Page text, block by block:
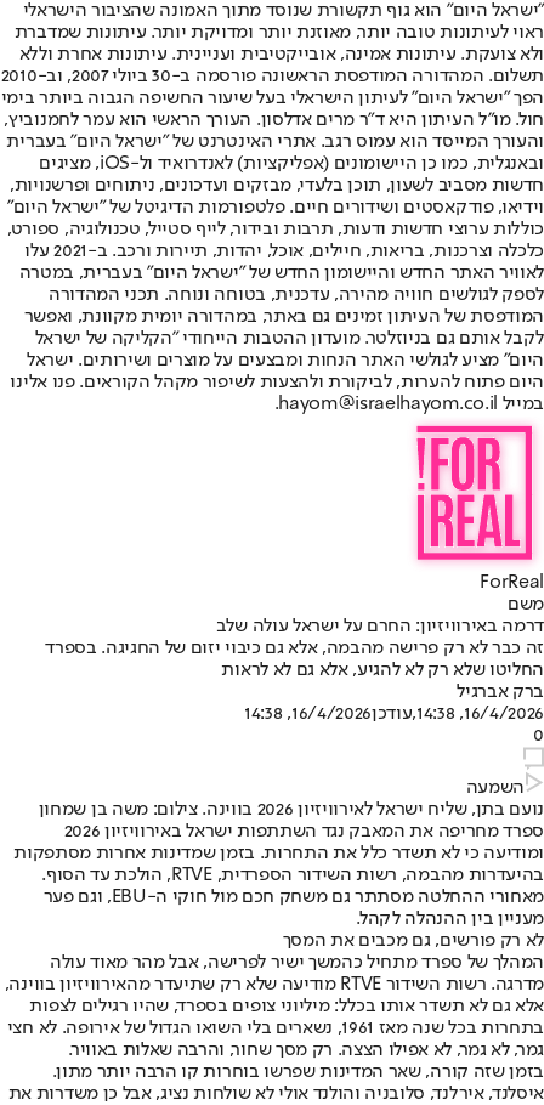
"ישראל היום" הוא גוף תקשורת שנוסד מתוך האמונה שהציבור הישראלי
ראוי לעיתונות טובה יותר, מאוזנת יותר ומדויקת יותר. עיתונות שמדברת
ולא צועקת. עיתונות אמינה, אובייקטיבית ועניינית. עיתונות אחרת וללא
תשלום. המהדורה המודפסת הראשונה פורסמה ב-30 ביולי 2007, וב-2010
הפך "ישראל היום" לעיתון הישראלי בעל שיעור החשיפה הגבוה ביותר בימי
חול. מו"ל העיתון היא ד"ר מרים אדלסון. העורך הראשי הוא עמר לחמנוביץ,
והעורך המייסד הוא עמוס רגב. אתרי האינטרנט של "ישראל היום" בעברית
ובאנגלית, כמו כן היישומונים (אפליקציות) לאנדרואיד ול-iOS, מציגים
חדשות מסביב לשעון, תוכן בלעדי, מבזקים ועדכונים, ניתוחים ופרשנויות,
וידיאו, פודקאסטים ושידורים חיים. פלטפורמות הדיגיטל של "ישראל היום"
כוללות ערוצי חדשות ודעות, תרבות ובידור, לייף סטייל, טכנולוגיה, ספורט,
כלכלה וצרכנות, בריאות, חיילים, אוכל, יהדות, תיירות ורכב. ב-2021 עלו
לאוויר האתר החדש והיישומון החדש של "ישראל היום" בעברית, במטרה
לספק לגולשים חוויה מהירה, עדכנית, בטוחה ונוחה. תכני המהדורה
המודפסת של העיתון זמינים גם באתר, במהדורה יומית מקוונת, ואפשר
לקבל אותם גם בניוזלטר. מועדון ההטבות הייחודי "הקליקה של ישראל
היום" מציע לגולשי האתר הנחות ומבצעים על מוצרים ושירותים. ישראל
היום פתוח להערות, לביקורת ולהצעות לשיפור מקהל הקוראים. פנו אלינו
במייל hayom@israelhayom.co.il.
ForReal
משם
דרמה באירוויזיון: החרם על ישראל עולה שלב
זה כבר לא רק פרישה מהבמה, אלא גם כיבוי יזום של החגיגה. בספרד
החליטו שלא רק לא להגיע, אלא גם לא לראות
ברק אברגיל
16/4/2026, 14:38
,עודכן16/4/2026, 14:38
0
השמעה
נועם בתן, שליח ישראל לאירוויזיון 2026 בווינה. צילום: משה בן שמחון
ספרד מחריפה את המאבק נגד השתתפות ישראל באירוויזיון 2026
ומודיעה כי לא תשדר כלל את התחרות. בזמן שמדינות אחרות מסתפקות
בהיעדרות מהבמה, רשות השידור הספרדית, RTVE, הולכת עד הסוף.
מאחורי ההחלטה מסתתר גם משחק חכם מול חוקי ה-EBU, וגם פער
מעניין בין ההנהלה לקהל.
לא רק פורשים, גם מכבים את המסך
המהלך של ספרד מתחיל כהמשך ישיר לפרישה, אבל מהר מאוד עולה
מדרגה. רשות השידור RTVE מודיעה שלא רק שתיעדר מהאירוויזיון בווינה,
אלא גם לא תשדר אותו בכלל: מיליוני צופים בספרד, שהיו רגילים לצפות
בתחרות בכל שנה מאז 1961, נשארים בלי השואו הגדול של אירופה. לא חצי
גמר, לא גמר, לא אפילו הצצה. רק מסך שחור, והרבה שאלות באוויר.
בזמן שזה קורה, שאר המדינות שפרשו בוחרות קו הרבה יותר מתון.
איסלנד, אירלנד, סלובניה והולנד אולי לא שולחות נציג, אבל כן משדרות את